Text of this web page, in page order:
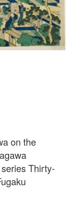
on the
Thirty-